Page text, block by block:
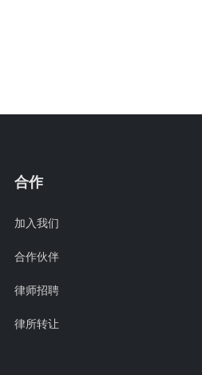
合作
加入我们
合作伙伴
律师招聘
律所转让